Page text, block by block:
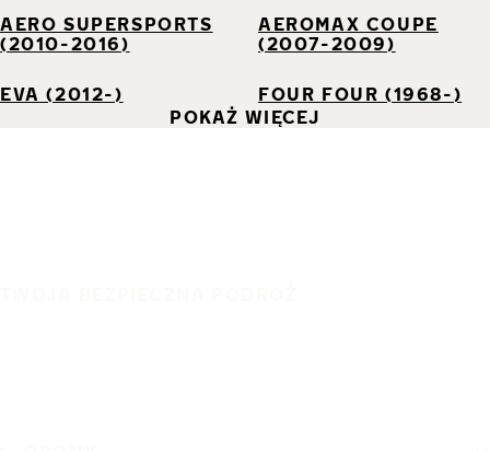
AERO SUPERSPORTS
(2010-2016)
AEROMAX COUPE
(2007-2009)
EVA (2012-)
FOUR FOUR (1968-)
POKAŻ WIĘCEJ